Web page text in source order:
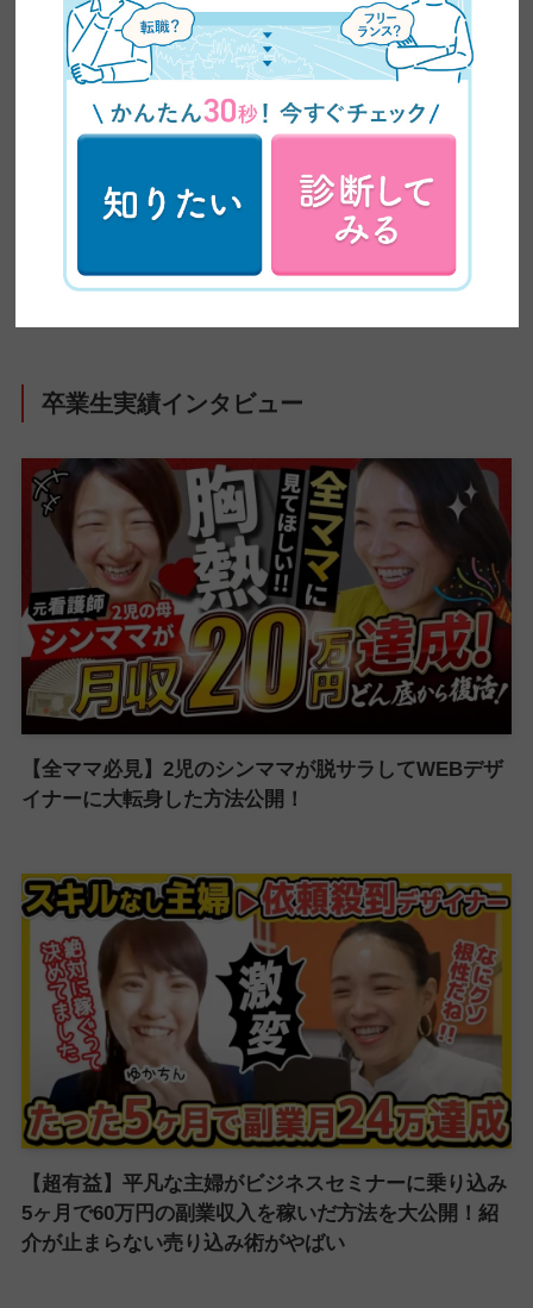
で、これからの時代に必要な情報をわかりやす
く、かつ専門的に発信しています。記事は、自社
の現役クリエイターの知見をもとに制作。未経験
から転職・フリーランスへの転身を果たした4,500
名超の卒業生の実体験や、実際のインタビューも
学びのあらゆる段階で役立つ、正確で信頼性の高
い情報をお届けしています。
卒業生実績インタビュー
【全ママ必見】2児のシンママが脱サラしてWEBデザ
イナーに大転身した方法公開！
【超有益】平凡な主婦がビジネスセミナーに乗り込み
5ヶ月で60万円の副業収入を稼いだ方法を大公開！紹
介が止まらない売り込み術がやばい